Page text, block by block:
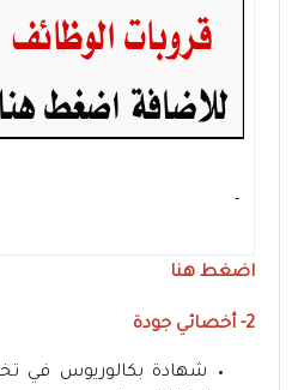
- ‏
اضغط هنا
2- أخصائي جودة
شهادة بكالوريوس في